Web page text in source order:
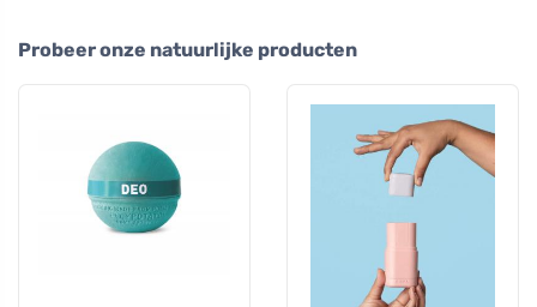
Probeer onze natuurlijke producten